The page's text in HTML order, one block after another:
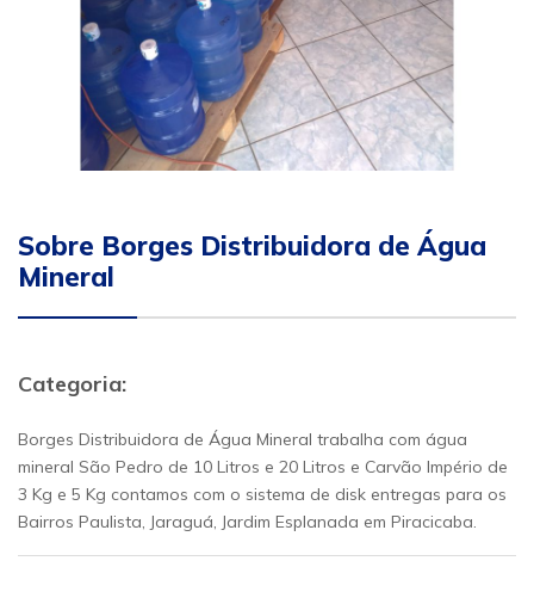
Sobre Borges Distribuidora de Água
Mineral
Categoria:
Borges Distribuidora de Água Mineral trabalha com água
mineral São Pedro de 10 Litros e 20 Litros e Carvão Império de
3 Kg e 5 Kg contamos com o sistema de disk entregas para os
Bairros Paulista, Jaraguá, Jardim Esplanada em Piracicaba.